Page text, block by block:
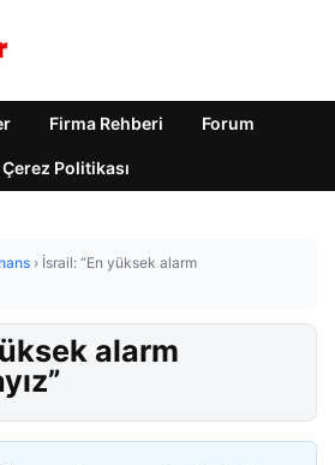
Firma Rehberi Forum
Çerez Politikası
› İsrail: “En yüksek alarm
alarm